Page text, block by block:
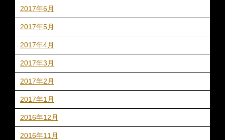
2017年6月
2017年5月
2017年4月
2017年3月
2017年2月
2017年1月
2016年12月
2016年11月